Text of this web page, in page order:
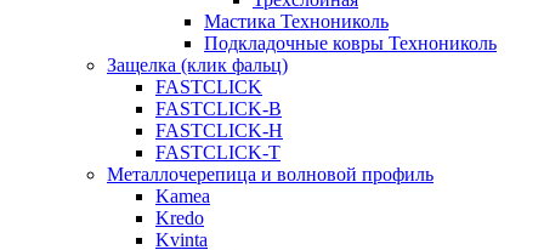
Мастика Технониколь
Подкладочные ковры Технониколь
Защелка (клик фальц)
FASTCLICK
FASTCLICK-B
FASTCLICK-H
FASTCLICK-T
Металлочерепица и волновой профиль
Kamea
Kredo
Kvinta